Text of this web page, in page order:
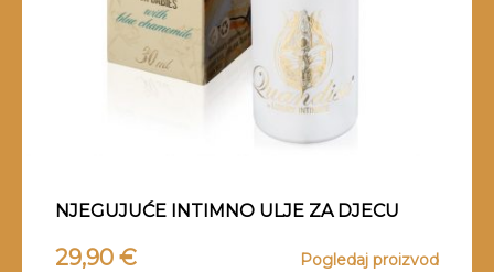
NJEGUJUĆE INTIMNO ULJE ZA DJECU
29,90 € Pogledaj proizvod